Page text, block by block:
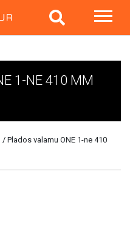
1-NE 410 MM
/ Plados valamu ONE 1-ne 410